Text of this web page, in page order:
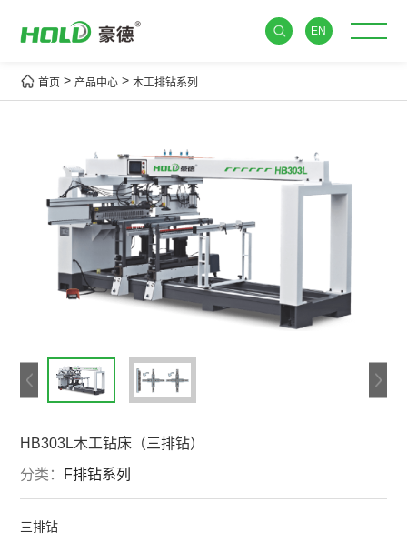
EN
首页 > 产品中心 >木工排钻系列
HB303L木工钻床（三排钻）
分类： F排钻系列
三排钻